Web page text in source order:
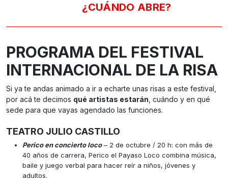
¿CUÁNDO ABRE?
PROGRAMA DEL FESTIVAL
INTERNACIONAL DE LA RISA
Si ya te andas animado a ir a echarte unas risas a este festival,
por acá te decimos qué artistas estarán , cuándo y en qué
sede para que vayas agendado las funciones.
TEATRO JULIO CASTILLO
Perico en concierto loco– 2 de octubre / 20 h: con más de
40 años de carrera, Perico el Payaso Loco combina música,
baile y juego verbal para hacer reír a niños, jóvenes y
adultos.